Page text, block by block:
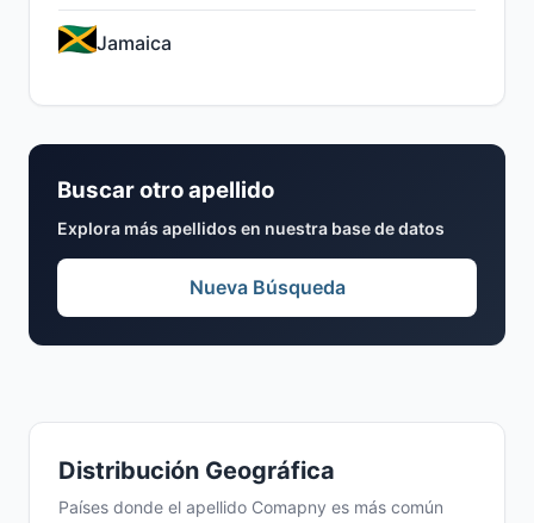
Distribución Geográfica
Países donde el apellido Comapny es más común
Jamaica
Buscar otro apellido
Explora más apellidos en nuestra base de datos
Nueva Búsqueda